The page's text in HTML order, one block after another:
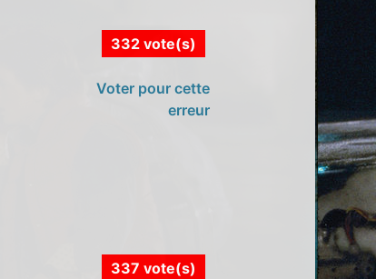
332 vote(s)
Voter pour cette
erreur
337 vote(s)